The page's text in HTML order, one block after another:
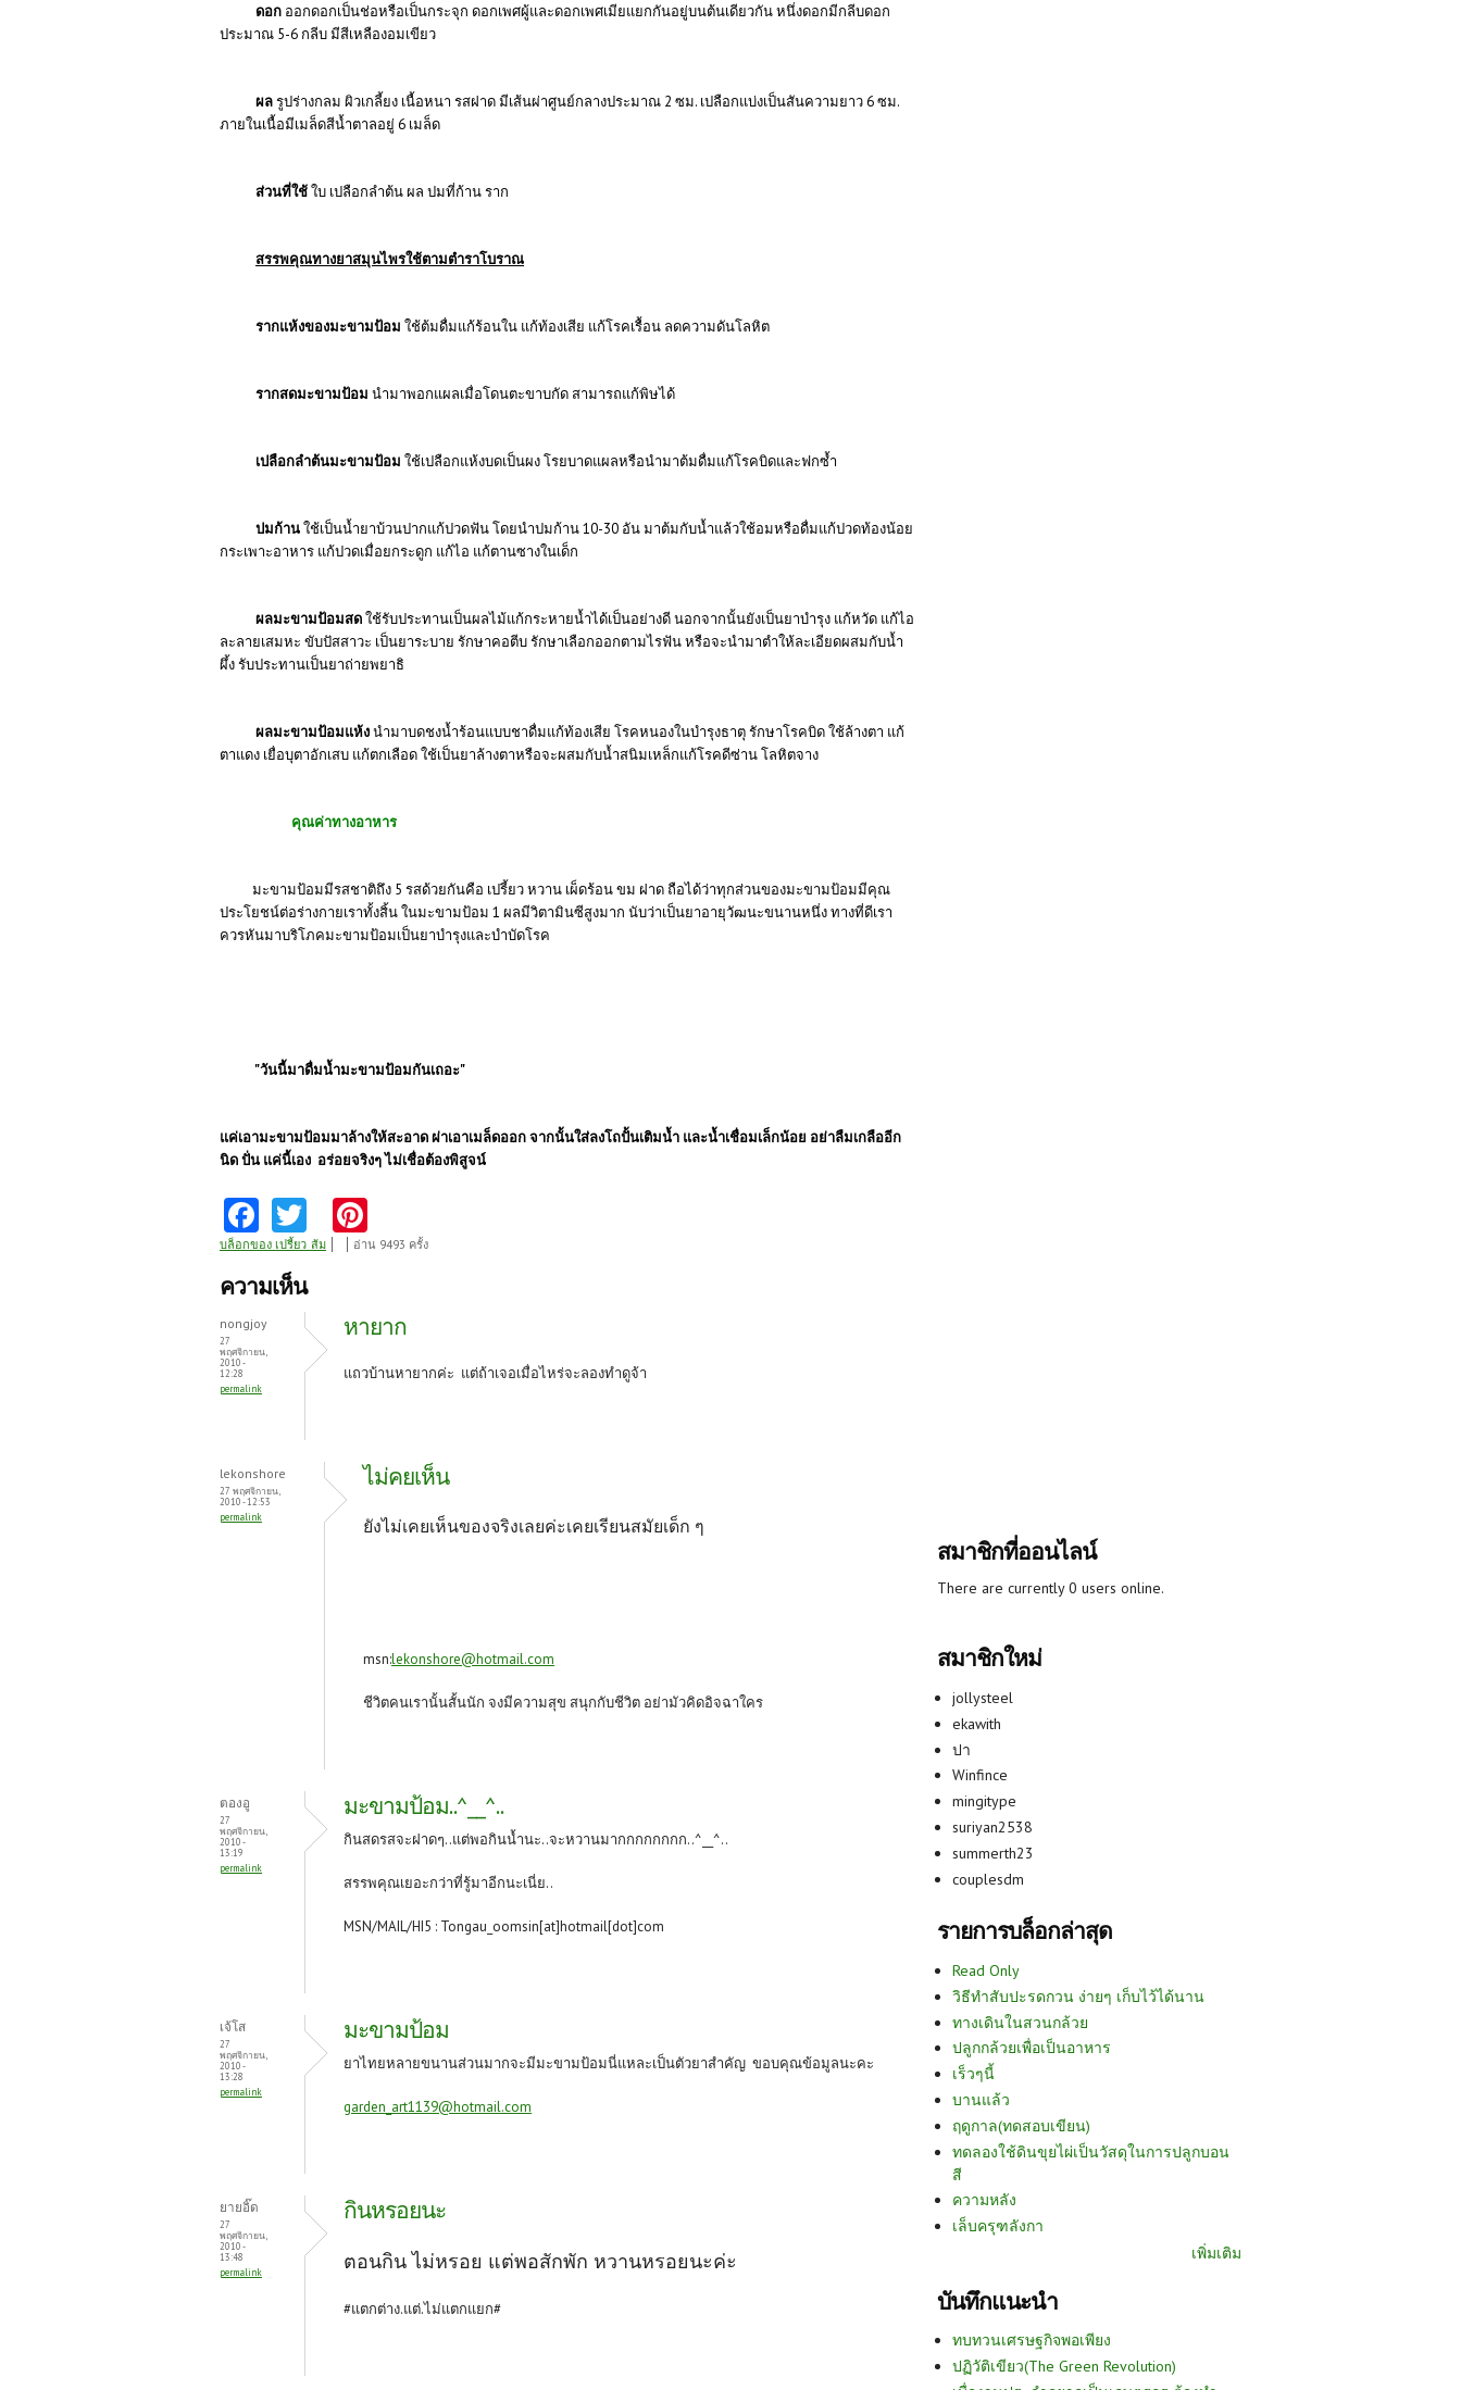
ดอก ออกดอกเป็นช่อหรือเป็นกระจุก ดอกเพศผู้และดอกเพศเมียแยกกันอยู่บนต้นเดียวกัน หนึ่งดอกมีกลีบดอก
ประมาณ 5-6 กลีบ มีสีเหลืองอมเขียว
ผลรูปร่างกลม ผิวเกลี้ยง เนื้อหนา รสฝาด มีเส้นผ่าศูนย์กลางประมาณ 2 ซม. เปลือกแบ่งเป็นสันความยาว 6 ซม.
ภายในเนื้อมีเมล็ดสีน้ำตาลอยู่ 6 เมล็ด
ส่วนที่ใช้ใบ เปลือกลำต้น ผล ปมที่ก้าน ราก
สรรพคุณทางยาสมุนไพรใช้ตามตำราโบราณ
รากแห้งของมะขามป้อม ใช้ต้มดื่มแก้ร้อนใน แก้ท้องเสีย แก้โรคเรื้อน ลดความดันโลหิต
รากสดมะขามป้อม นำมาพอกแผลเมื่อโดนตะขาบกัด สามารถแก้พิษได้
เปลือกลำต้นมะขามป้อม ใช้เปลือกแห้งบดเป็นผง โรยบาดแผลหรือนำมาต้มดื่มแก้โรคบิดและฟกซ้ำ
ปมก้านใช้เป็นน้ำยาบ้วนปากแก้ปวดฟัน โดยนำปมก้าน 10-30 อัน มาต้มกับน้ำแล้วใช้อมหรือดื่มแก้ปวดท้องน้อย
กระเพาะอาหาร แก้ปวดเมื่อยกระดูก แก้ไอ แก้ตานซางในเด็ก
ผลมะขามป้อมสดใช้รับประทานเป็นผลไม้แก้กระหายน้ำได้เป็นอย่างดี นอกจากนั้นยังเป็นยาบำรุง แก้หวัด แก้ไอ
ละลายเสมหะ ขับปัสสาวะ เป็นยาระบาย รักษาคอตีบ รักษาเลือกออกตามไรฟัน หรือจะนำมาตำให้ละเอียดผสมกับน้ำ
ผึ้ง รับประทานเป็นยาถ่ายพยาธิ
ผลมะขามป้อมแห้งนำมาบดชงน้ำร้อนแบบชาดื่มแก้ท้องเสีย โรคหนองในบำรุงธาตุ รักษาโรคบิด ใช้ล้างตา แก้
ตาแดง เยื่อบุตาอักเสบ แก้ตกเลือด ใช้เป็นยาล้างตาหรือจะผสมกับน้ำสนิมเหล็กแก้โรคดีซ่าน โลหิตจาง
คุณค่าทางอาหาร
มะขามป้อมมีรสชาติถึง 5 รสด้วยกันคือ เปรี้ยว หวาน เผ็ดร้อน ขม ฝาด ถือได้ว่าทุกส่วนของมะขามป้อมมีคุณ
ประโยชน์ต่อร่างกายเราทั้งสิ้น ในมะขามป้อม 1 ผลมีวิตามินซีสูงมาก นับว่าเป็นยาอายุวัฒนะขนานหนึ่ง ทางที่ดีเรา
ควรหันมาบริโภคมะขามป้อมเป็นยาบำรุงและบำบัดโรค
"วันนี้มาดื่มน้ำมะขามป้อมกันเถอะ"
แค่เอามะขามป้อมมาล้างให้สะอาด ผ่าเอาเมล็ดออก จากนั้นใส่ลงโถปั้นเติมน้ำ และน้ำเชื่อมเล็กน้อย อย่าลืมเกลืออีก
นิด ปั่น แค่นี้เอง อร่อยจริงๆ ไม่เชื่อต้องพิสูจน์
Fa
ce
b
o
o
k
w
itt
nt
es
t
บล็อกของ เปรี้ยว_ส้ม อ่าน 9493 ครั้ง
ความเห็น
nongjoy
27
พฤศจิกายน,
2010 -
12:28
permalink
หายาก
แถวบ้านหายากค่ะ แต่ถ้าเจอเมื่อไหร่จะลองทำดูจ้า
lekonshore
27 พฤศจิกายน,
2010 - 12:53
permalink
ไม่คยเห็น
ยังไม่เคยเห็นของจริงเลยค่ะเคยเรียนสมัยเด็ก ๆ
msn:lekonshore@hotmail.com
ชีวิตคนเรานั้นสั้นนัก จงมีความสุข สนุกกับชีวิต อย่ามัวคิดอิจฉาใคร
ตองอู
27
พฤศจิกายน,
2010 -
13:19
permalink
มะขามป้อม..^__^..
กินสดรสจะฝาดๆ..แต่พอกินน้ำนะ..จะหวานมากกกกกกกก..^__^..
สรรพคุณเยอะกว่าที่รู้มาอีกนะเนี่ย..
MSN/MAIL/HI5 : Tongau_oomsin[at]hotmail[dot]com
เจ้โส
27
พฤศจิกายน,
2010 -
13:28
permalink
มะขามป้อม
ยาไทยหลายขนานส่วนมากจะมีมะขามป้อมนี่แหละเป็นตัวยาสำคัญ ขอบคุณข้อมูลนะคะ
garden_art1139@hotmail.com
ยายอิ๊ด
27
พฤศจิกายน,
2010 -
13:48
permalink
กินหรอยนะ
ตอนกิน ไม่หรอย แต่พอสักพัก หวานหรอยนะค่ะ
#แตกต่าง.แต่.ไม่แตกแยก#
สมาชิกที่ออนไลน์
There are currently 0 users online.
สมาชิกใหม่
jollysteel
ekawith
ปา
Winfince
mingitype
suriyan2538
summerth23
couplesdm
รายการบล็อกล่าสุด
Read Only
วิธีทำสับปะรดกวน ง่ายๆ เก็บไว้ได้นาน
ทางเดินในสวนกล้วย
ปลูกกล้วยเพื่อเป็นอาหาร
เร็วๆนี้
บานแล้ว
ฤดูกาล(ทดสอบเขียน)
ทดลองใช้ดินขุยไผ่เป็นวัสดุในการปลูกบอน
สี
ความหลัง
เล็บครุฑลังกา
เพิ่มเติม
บันทึกแนะนำ
ทบทวนเศรษฐกิจพอเพียง
ปฏิวัติเขียว(The Green Revolution)